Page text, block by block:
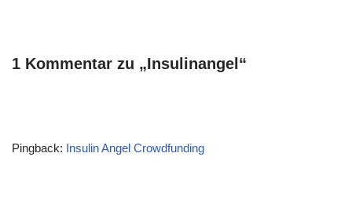
1 Kommentar zu „Insulinangel“
Pingback: Insulin Angel Crowdfunding